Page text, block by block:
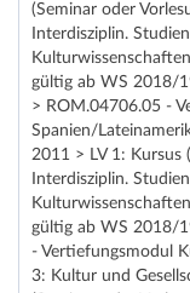
(Seminar oder
Interdisziplin.
gültig ab WS 2018/
> ROM.04706.05 -
Spanien/
2011 > LV 1: Kursus
Interdisziplin.
gültig ab WS 2018/
- Vertiefungsmodul
3: Kultur und